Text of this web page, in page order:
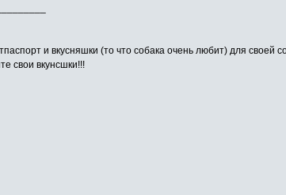
и вкусняшки (то что собака очень любит) для своей
свои вкунсшки!!!